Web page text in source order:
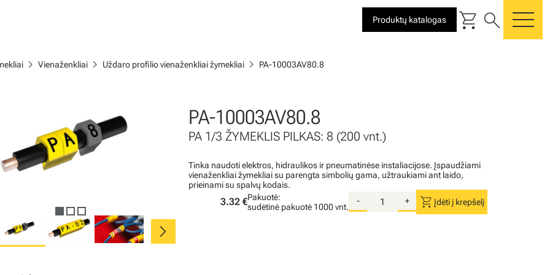
Produktų katalogas shopping_cart search
chevron_right Vienaženkliai chevron_right Uždaro profilio vienaženkliai žymekliai chevron_right PA-10003AV80.8
chevron_right
PA-10003AV80.8
PA 1/3 ŽYMEKLIS PILKAS: 8 (200 vnt.)
Tinka naudoti elektros, hidraulikos ir pneumatinėse instaliacijose. Įspaudžiami
vienaženkliai žymekliai su parengta simbolių gama, užtraukiami ant laido,
prieinami su spalvų kodais.
3.32 €Pakuotė:
sudėtinė pakuotė 1000 vnt.
- + shopping_cart Įdėti į krepšelį